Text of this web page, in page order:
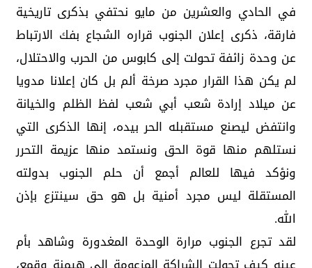
في الحادي والعشرين من مايو نحتفي بذكرى تاريخية
فارقة، ذكرى إعلان الجنوب قراره الشجاع بفك الارتباط
عن وحدة زائفة تحولت إلى كابوس من الحرب والاحتلال،
لم يكن هذا القرار مجرد صرخة ألم بل كان إعلانا مدويا
عن ميلاد إرادة شعب أبي شعب لفظ الظلم والخيانة
وانتفض ليصنع مستقبله الحر بيده، إنها الذكرى التي
نستلهم منها قوة الحق ونستمد منها عزيمة التحرر
ونؤكد فيها للعالم أجمع أن حلم الجنوب بدولته
المستقلة ليس مجرد أمنية بل هو حق سينتزع بإذن
الله.
لقد تجرع الجنوب مرارة الوحدة المغدورة وشاهد بأم